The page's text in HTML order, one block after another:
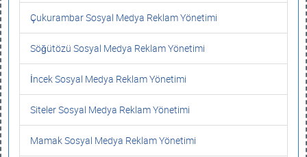
Çukurambar Sosyal Medya Reklam Yönetimi
Söğütözü Sosyal Medya Reklam Yönetimi
İncek Sosyal Medya Reklam Yönetimi
Siteler Sosyal Medya Reklam Yönetimi
Mamak Sosyal Medya Reklam Yönetimi